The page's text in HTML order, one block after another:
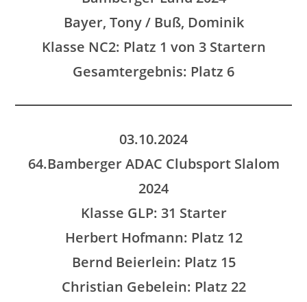
Bayer, Tony / Buß, Dominik
Klasse NC2: Platz 1 von 3 Startern
Gesamtergebnis: Platz 6
03.10.2024
64.Bamberger ADAC Clubsport Slalom
2024
Klasse GLP: 31 Starter
Herbert Hofmann: Platz 12
Bernd Beierlein: Platz 15
Christian Gebelein: Platz 22